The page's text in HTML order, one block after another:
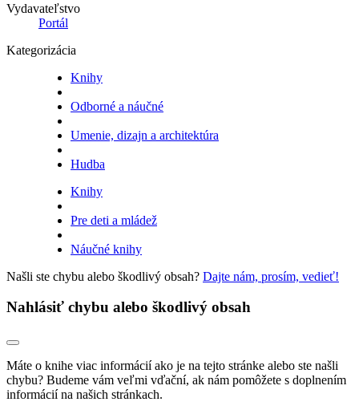
Vydavateľstvo
Portál
Kategorizácia
Knihy
Odborné a náučné
Umenie, dizajn a architektúra
Hudba
Knihy
Pre deti a mládež
Náučné knihy
Našli ste chybu alebo škodlivý obsah? Dajte nám, prosím, vedieť!
Nahlásiť chybu alebo škodlivý obsah
Máte o knihe viac informácií ako je na tejto stránke alebo ste našli
chybu? Budeme vám veľmi vďační, ak nám pomôžete s doplnením
informácií na našich stránkach.